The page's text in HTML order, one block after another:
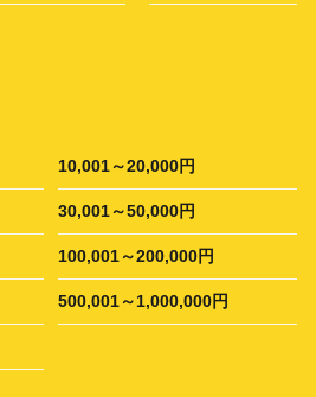
10,001～20,000円
30,001～50,000円
100,001～200,000円
500,001～1,000,000円